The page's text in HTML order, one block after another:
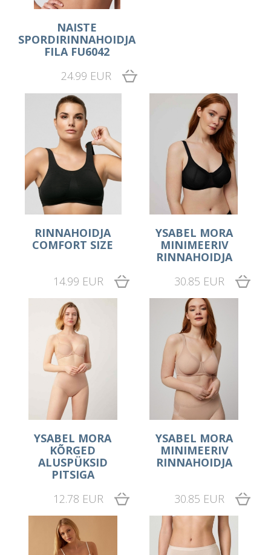
NAISTE
SPORDIRINNAHOIDJA
FILA FU6042
24.99 EUR
RINNAHOIDJA
COMFORT SIZE
14.99 EUR
YSABEL MORA
MINIMEERIV
RINNAHOIDJA
30.85 EUR
YSABEL MORA
KÕRGED
ALUSPÜKSID
PITSIGA
12.78 EUR
YSABEL MORA
MINIMEERIV
RINNAHOIDJA
30.85 EUR